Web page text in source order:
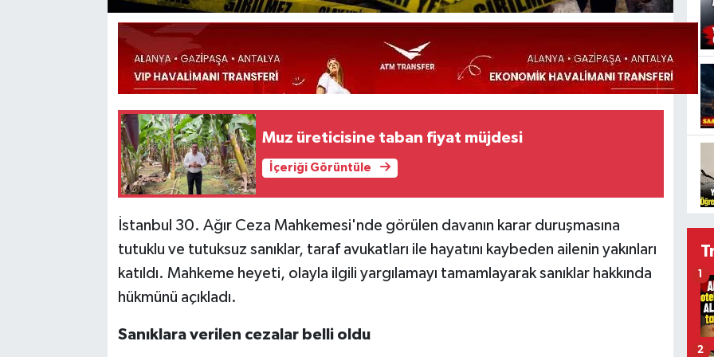
Muz üreticisine taban fiyat müjdesi
İçeriği Görüntüle
İstanbul 30. Ağır Ceza Mahkemesi'nde görülen davanın karar duruşmasına
tutuklu ve tutuksuz sanıklar, taraf avukatları ile hayatını kaybeden ailenin yakınları
katıldı. Mahkeme heyeti, olayla ilgili yargılamayı tamamlayarak sanıklar hakkında
hükmünü açıkladı.
Sanıklara verilen cezalar belli oldu
1
2